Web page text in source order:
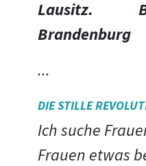
Lausitz.
Brandenburg
...
DIE STILLE
Ich suche
Frauen etwas